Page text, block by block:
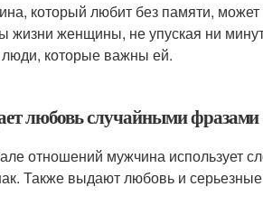
который любит без памяти,
жизни женщины, не упуская ни
люди, которые важны ей.
любовь случайными фразами
отношений мужчина использует
Также выдают любовь и